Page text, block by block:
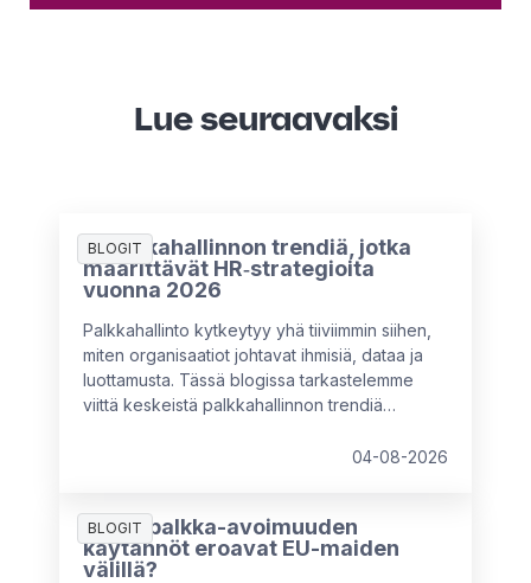
Lue seuraavaksi
BLOGIT
5 palkkahallinnon trendiä, jotka
määrittävät HR‑strategioita
vuonna 2026
Palkkahallinto kytkeytyy yhä tiiviimmin siihen,
miten organisaatiot johtavat ihmisiä, dataa ja
luottamusta. Tässä blogissa tarkastelemme
viittä keskeistä palkkahallinnon trendiä
2026 -tutkimuksen havaintoja sekä
rakentaessaan tulevaisuuden
palkkahallintostrategioita.
04-08-2026
BLOGIT
Miten palkka-avoimuuden
käytännöt eroavat EU-maiden
välillä?